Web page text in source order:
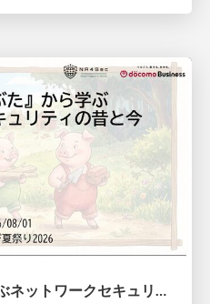
『三匹の子ぶた』から学ぶネットワークセキュリティの昔と今 / Network Security: Then and Now Through the Lens of The Three Little Pigs